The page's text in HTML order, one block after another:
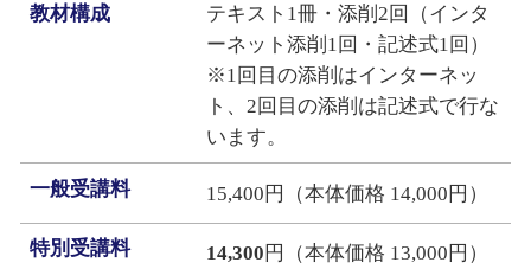
教材構成
テキスト1冊・添削2回（インタ
ーネット添削1回・記述式1回）
※1回目の添削はインターネッ
ト、2回目の添削は記述式で行な
います。
一般受講料 15,400円（本体価格 14,000円）
特別受講料 14,300 円（本体価格 13,000円）